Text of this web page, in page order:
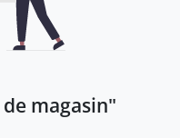
magasin"